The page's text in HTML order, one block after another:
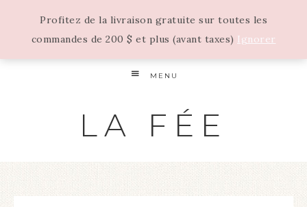
Profitez de la livraison gratuite sur toutes les
commandes de 200 $ et plus (avant taxes) Ignorer
MENU
LA FÉE